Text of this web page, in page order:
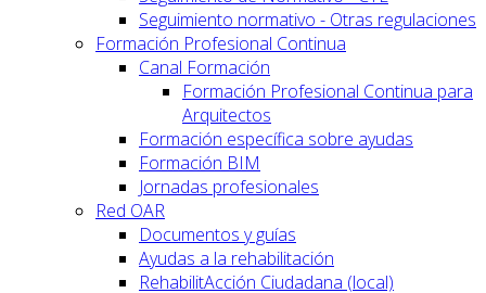
Seguimiento normativo - Otras regulaciones
Formación Profesional Continua
Canal Formación
Formación Profesional Continua para
Arquitectos
Formación específica sobre ayudas
Formación BIM
Jornadas profesionales
Red OAR
Documentos y guías
Ayudas a la rehabilitación
RehabilitAcción Ciudadana (local)